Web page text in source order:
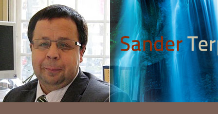
Spring
naar
hoofdnavigatie
naar
hoofd
inhoud
Spring
naar
voettekst